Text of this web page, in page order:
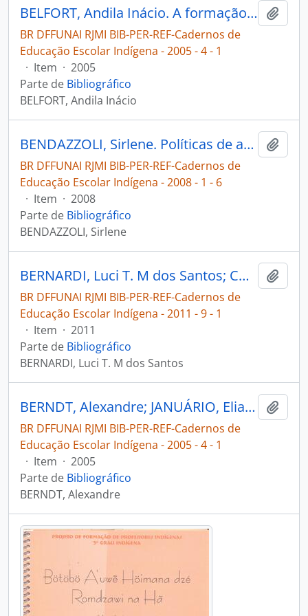
BELFORT, Andila Inácio. A formação dos primeiros professores indígenas no sul do Brasil [Cadernos de Educação Escolar Indígena]
BR DFFUNAI RJMI BIB-PER-REF-Cadernos de
Educação Escolar Indígena - 2005 - 4 - 1
· Item · 2005
Parte de Bibliográfico
BELFORT, Andila Inácio
BENDAZZOLI, Sirlene. Políticas de acesso ao ensino superior por povos indígenas - o programa diversidade na universidade [Cadernos de Educação Escolar Indígena]
BR DFFUNAI RJMI BIB-PER-REF-Cadernos de
Educação Escolar Indígena - 2008 - 1 - 6
· Item · 2008
Parte de Bibliográfico
BENDAZZOLI, Sirlene
BERNARDI, Luci T. M dos Santos; CONFORTIN, Ana Cristina. Formação de professores indígenas Kaingang a Universidade na terra indígena Xapecó [Cadernos de Educação Escolar Indígena]
BR DFFUNAI RJMI BIB-PER-REF-Cadernos de
Educação Escolar Indígena - 2011 - 9 - 1
· Item · 2011
Parte de Bibliográfico
BERNARDI, Luci T. M dos Santos
BERNDT, Alexandre; JANUÁRIO, Elias; CUNHA, José Fernandes Torres da. Dicionário enciclopédico eletrônico registro das línguas indígenas presentes nos cursos do 3º grau indígena [Cadernos de Educação Escolar Indígena]
BR DFFUNAI RJMI BIB-PER-REF-Cadernos de
Educação Escolar Indígena - 2005 - 4 - 1
· Item · 2005
Parte de Bibliográfico
BERNDT, Alexandre